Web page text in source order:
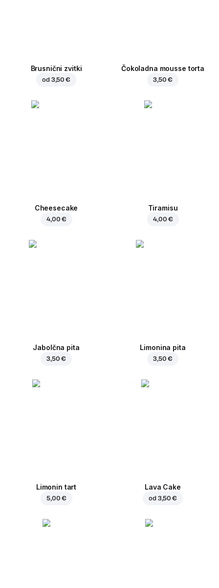
Brusnični zvitki
od 3,50 €
Čokoladna mousse torta
3,50 €
Cheesecake
4,00 €
Tiramisu
4,00 €
Jabolčna pita
3,50 €
Limonina pita
3,50 €
Limonin tart
5,00 €
Lava Cake
od 3,50 €